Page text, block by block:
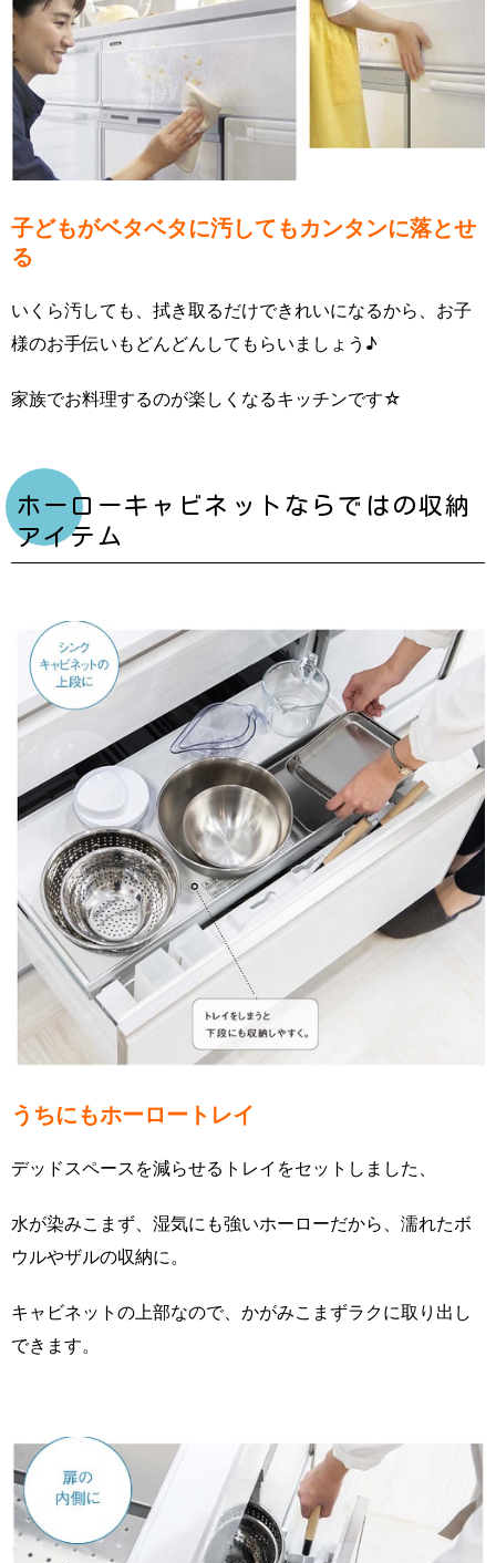
子どもがベタベタに汚してもカンタンに落とせ
る
いくら汚しても、拭き取るだけできれいになるから、お子
様のお手伝いもどんどんしてもらいましょう♪
家族でお料理するのが楽しくなるキッチンです☆
ホーローキャビネットならではの収納
アイテム
うちにもホーロートレイ
デッドスペースを減らせるトレイをセットしました、
水が染みこまず、湿気にも強いホーローだから、濡れたボ
ウルやザルの収納に。
キャビネットの上部なので、かがみこまずラクに取り出し
できます。